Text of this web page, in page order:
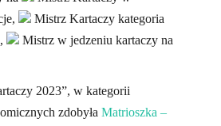
Mistrz Kartaczy kategoria
Mistrz w jedzeniu kartaczy na
2023”, w kategorii
zdobyła Matrioszka –